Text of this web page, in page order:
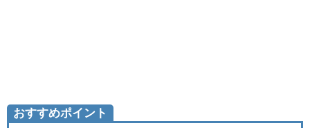
おすすめポイント